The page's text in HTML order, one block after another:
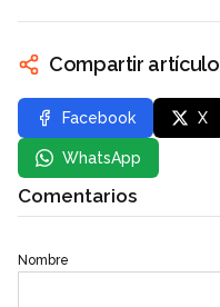
Compartir artículo
Facebook X
WhatsApp
Comentarios
Nombre